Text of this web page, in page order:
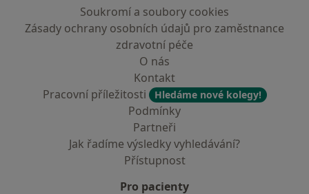
Soukromí a soubory cookies
Zásady ochrany osobních údajů pro zaměstnance
zdravotní péče
O nás
Kontakt
Pracovní příležitosti
Hledáme nové kolegy!
Podmínky
Partneři
Jak řadíme výsledky vyhledávání?
Přístupnost
Pro pacienty